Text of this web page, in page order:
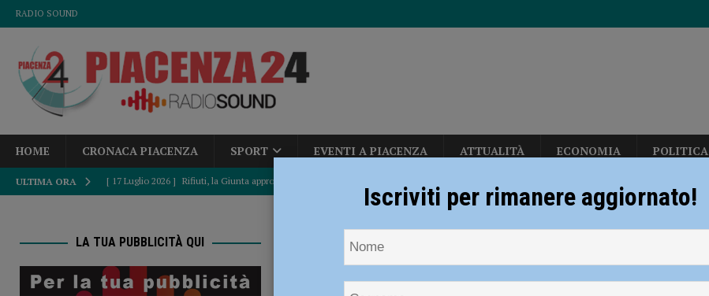
RADIO SOUND
HOME CRONACA PIACENZA SPORT EVENTI A PIACENZA ATTUALITÀ ECONOMIA POLITICA
ULTIMA ORA [ 17 Luglio 2026 ] Rifiuti, la Giunta approva la riduzione della tariffa puntuale: “Risultato importante per le famiglie piacentine”
[ 17 Luglio 2026 ] Strattonata e scippata della borsetta mentre è in sella alla sua bicicletta, donna cade e batte la testa: indagini in corso
[ 17 Luglio 2026 ] Costruzione della villa a Costa Chiappona, dopo l’intervento della Regione le associazioni ambientaliste chiedono la
violenza sanitari
violenza sanitari
LA TUA PUBBLICITÀ QUI
Iscriviti per rimanere aggiornato!